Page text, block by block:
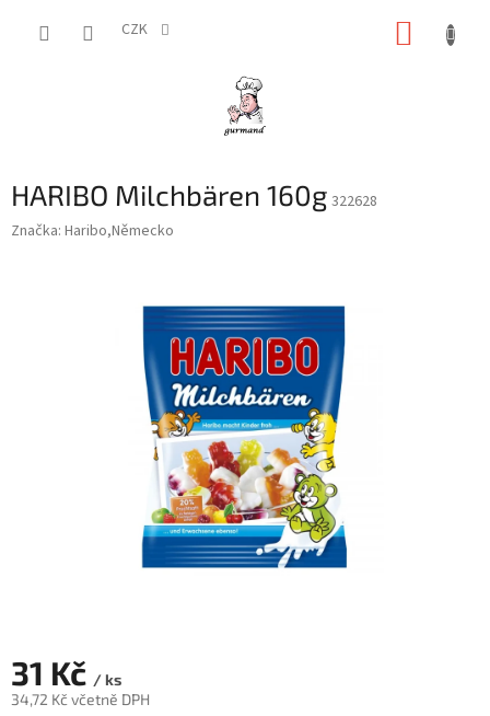
CZK
HARIBO Milchbären 160g 322628
Značka: Haribo,Německo
31 Kč / ks
34,72 Kč včetně DPH